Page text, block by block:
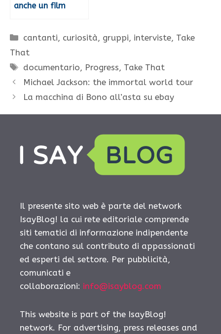
anche un film
Categorie
cantanti, curiosità, gruppi, interviste, Take
That
Tag
documentario, Progress, Take That
Michael Jackson: the immortal world tour
La macchina di Bono all’asta su ebay
Il presente sito web è parte del network
IsayBlog! la cui rete editoriale comprende
siti tematici di informazione indipendente
che contano sul contributo di appassionati
ed esperti del settore. Per pubblicità,
comunicati e
collaborazioni: info@isayblog.com
This website is part of the IsayBlog!
network. For advertising, press releases and